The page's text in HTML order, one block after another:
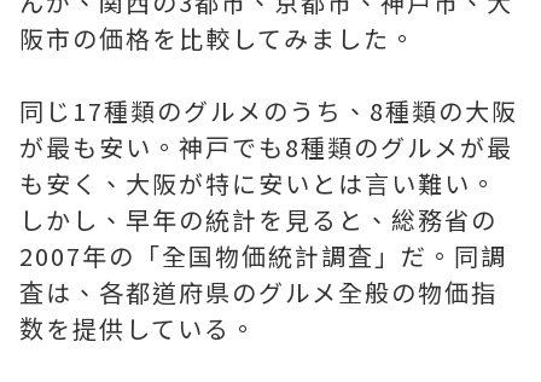
阪市の価格を比較してみました。
同じ17種類のグルメのうち、8種類の大阪
が最も安い。神戸でも8種類のグルメが最
も安く、大阪が特に安いとは言い難い。
しかし、早年の統計を見ると、総務省の
2007年の「全国物価統計調査」だ。同調
査は、各都道府県のグルメ全般の物価指
数を提供している。